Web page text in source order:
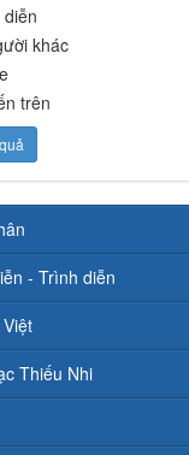
khác
trên
- Trình diễn
Thiếu Nhi